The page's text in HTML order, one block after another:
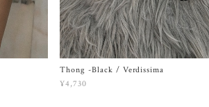
Thong -Black / Verdissima
¥4,730